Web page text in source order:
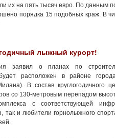
их на пять тысяч евро. По данным
порядка 15 подобных краж. В
лыжный курорт!
заявил о планах по
расположен в районе
В состав круглогодичного
со 130-метровым перепадом
с соответствующей
так и любители горнолыжного